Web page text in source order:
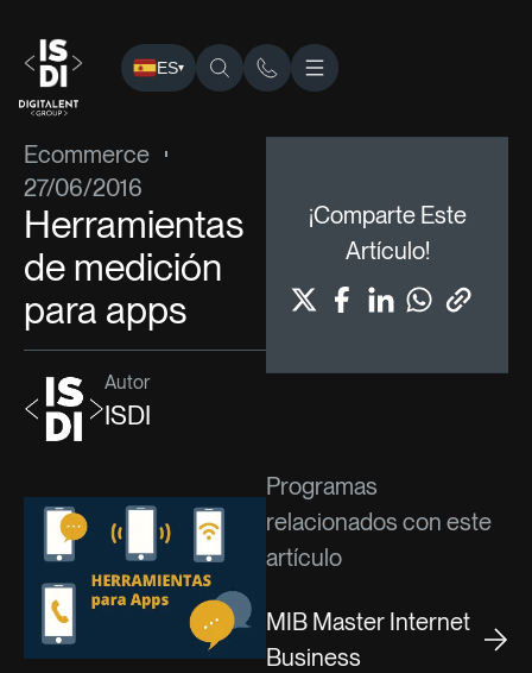
ES▾
ISDI› ›Ecommerce› Herramientas de medición para
Ecommerce
27/06/2016
Herramientas
de medición
para apps
Autor
ISDI
¡Comparte Este
Artículo!
Programas
relacionados con este
artículo
MIB Master Internet
Business